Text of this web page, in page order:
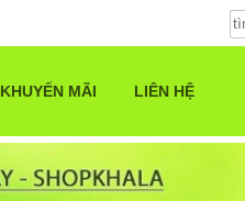
KHUYẾN MÃI LIÊN HỆ